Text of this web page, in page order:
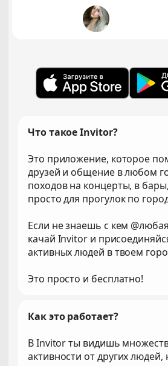
Что такое Invitor?
Это приложение, которое
друзей и общение в любом
походов на концерты, в
просто для прогулок по
Если не знаешь с кем
качай Invitor и
активных людей в твоем
Это просто и бесплатно!
Как это работает?
В Invitor ты видишь
активности от других